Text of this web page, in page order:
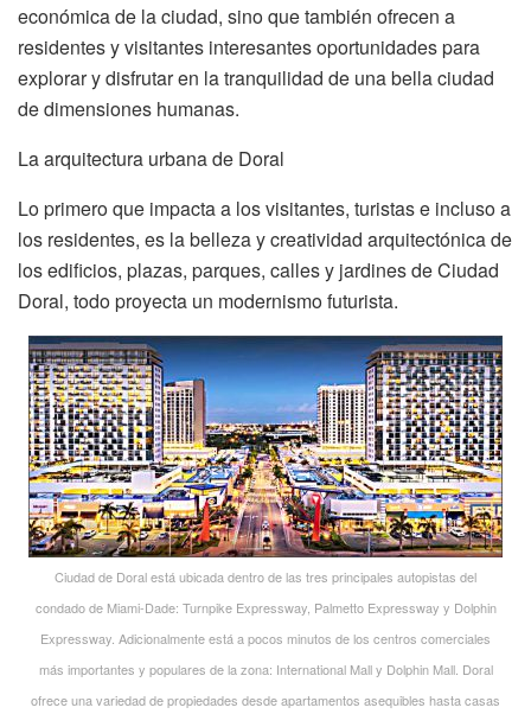
económica de la ciudad, sino que también ofrecen a
residentes y visitantes interesantes oportunidades para
explorar y disfrutar en la tranquilidad de una bella ciudad
de dimensiones humanas.
La arquitectura urbana de Doral
Lo primero que impacta a los visitantes, turistas e incluso a
los residentes, es la belleza y creatividad arquitectónica de
los edificios, plazas, parques, calles y jardines de Ciudad
Doral, todo proyecta un modernismo futurista.
Ciudad de Doral está ubicada dentro de las tres principales autopistas del
condado de Miami-Dade: Turnpike Expressway, Palmetto Expressway y Dolphin
Expressway. Adicionalmente está a pocos minutos de los centros comerciales
más importantes y populares de la zona: International Mall y Dolphin Mall. Doral
ofrece una variedad de propiedades desde apartamentos asequibles hasta casas